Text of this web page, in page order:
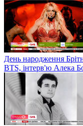
День народження
BTS, інтерв'ю Алека